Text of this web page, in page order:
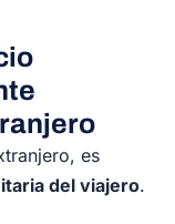
es
del viajero.